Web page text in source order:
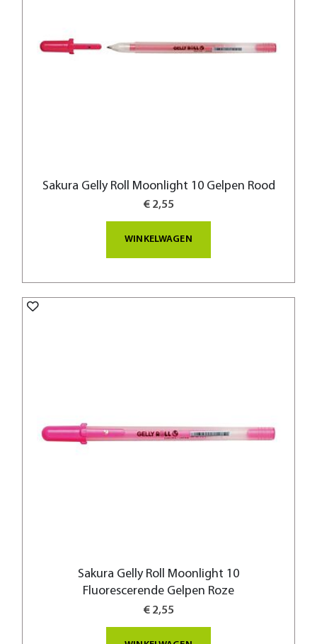
Sakura Gelly Roll Moonlight 10 Gelpen Rood
€ 2,55
WINKELWAGEN
Sakura Gelly Roll Moonlight 10
Fluorescerende Gelpen Roze
€ 2,55